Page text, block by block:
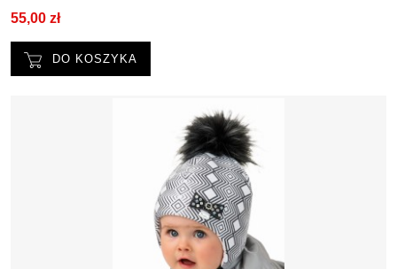
55,00 zł
DO KOSZYKA